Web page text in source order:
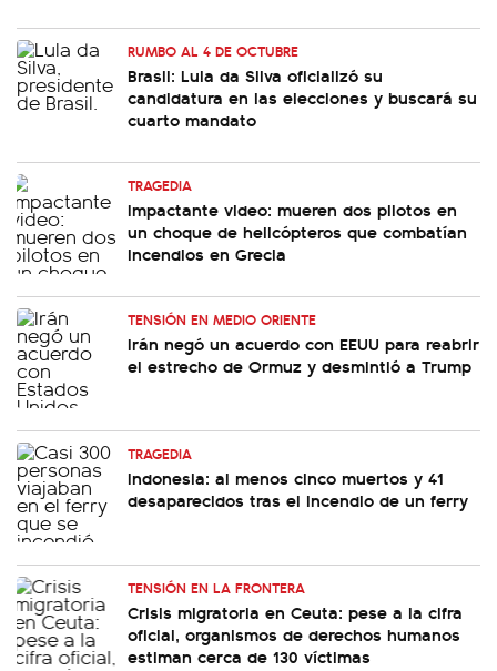
RUMBO AL 4 DE OCTUBRE
Brasil: Lula da Silva oficializó su
candidatura en las elecciones y buscará su
cuarto mandato
TRAGEDIA
Impactante video: mueren dos pilotos en
un choque de helicópteros que combatían
incendios en Grecia
TENSIÓN EN MEDIO ORIENTE
Irán negó un acuerdo con EEUU para reabrir
el estrecho de Ormuz y desmintió a Trump
TRAGEDIA
Indonesia: al menos cinco muertos y 41
desaparecidos tras el incendio de un ferry
TENSIÓN EN LA FRONTERA
Crisis migratoria en Ceuta: pese a la cifra
oficial, organismos de derechos humanos
estiman cerca de 130 víctimas